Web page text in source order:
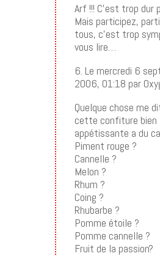
Arf !!! C’est trop dur
Mais participez,
tous, c’est trop
vous lire…
6. Le mercredi 6
2006, 01:18 par
Quelque chose me
cette confiture bien
appétissante a du
Piment rouge ?
Cannelle ?
Melon ?
Rhum ?
Coing ?
Rhubarbe ?
Pomme étoile ?
Pomme cannelle ?
Fruit de la passion?